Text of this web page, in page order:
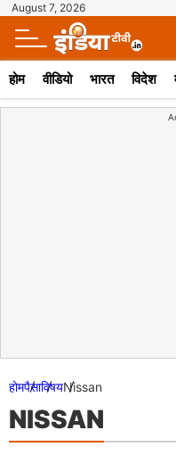
August 7, 2026
होम वीडियो भारत विदेश
होमपैसाविषयNissan
NISSAN